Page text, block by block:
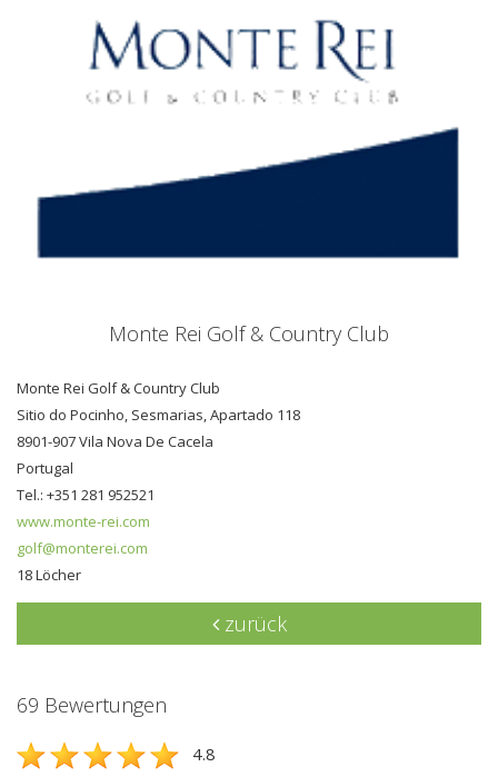
Monte Rei Golf & Country Club
Monte Rei Golf & Country Club
Sitio do Pocinho, Sesmarias, Apartado 118
8901-907 Vila Nova De Cacela
Portugal
Tel.: +351 281 952521
www.monte-rei.com
golf@monterei.com
18 Löcher
zurück
69 Bewertungen
4.8